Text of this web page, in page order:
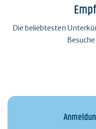
Die beliebtesten